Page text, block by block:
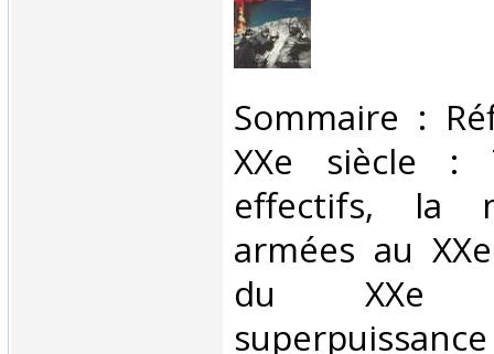
‎Sommaire :
XXe siècle :
effectifs, la
armées au
du XXe